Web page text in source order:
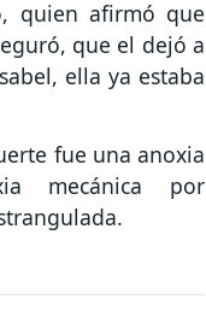
quien afirmó que
que el dejó a
ella ya estaba
fue una anoxia
mecánica por